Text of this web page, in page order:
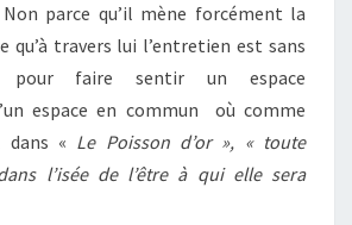
parce qu’il mène forcément la
qu’à travers lui l’entretien est sans
pour faire sentir un espace
espace en commun où comme
dans « Le Poisson d’or », « toute
l’isée de l’être à qui elle sera